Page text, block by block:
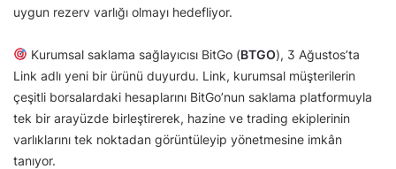
uygun rezerv varlığı olmayı hedefliyor.
Kurumsal saklama sağlayıcısı BitGo (BTGO), 3 Ağustos’ta
Link adlı yeni bir ürünü duyurdu. Link, kurumsal müşterilerin
çeşitli borsalardaki hesaplarını BitGo’nun saklama platformuyla
tek bir arayüzde birleştirerek, hazine ve trading ekiplerinin
varlıklarını tek noktadan görüntüleyip yönetmesine imkân
tanıyor.